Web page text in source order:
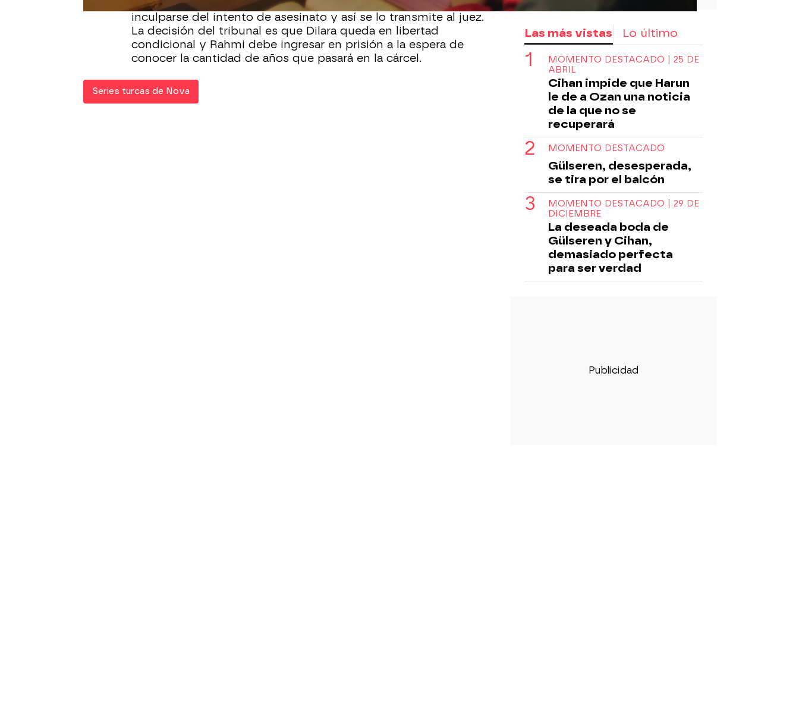
Rahmi están en el estrado. Rahmi ha pactado con Dilara
inculparse del intento de asesinato y así se lo transmite al juez.
La decisión del tribunal es que Dilara queda en libertad
condicional y Rahmi debe ingresar en prisión a la espera de
conocer la cantidad de años que pasará en la cárcel.
Series turcas de Nova
Las más vistas Lo último
MOMENTO DESTACADO | 25 DE
ABRIL
Cihan impide que Harun
le de a Ozan una noticia
de la que no se
recuperará
MOMENTO DESTACADO
Gülseren, desesperada,
se tira por el balcón
MOMENTO DESTACADO | 29 DE
DICIEMBRE
La deseada boda de
Gülseren y Cihan,
demasiado perfecta
para ser verdad